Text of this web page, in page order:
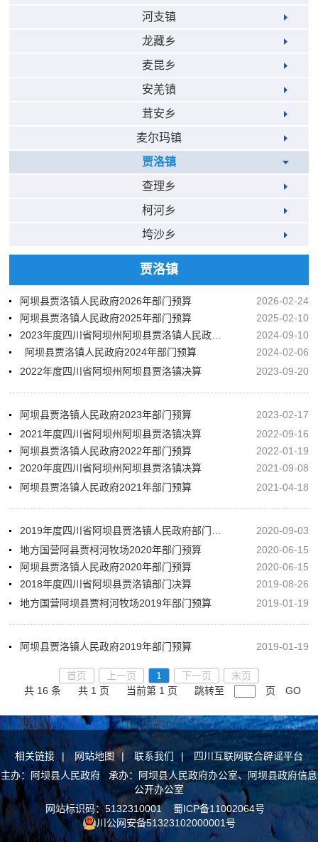
河支镇
龙藏乡
麦昆乡
安羌镇
茸安乡
麦尔玛镇
贾洛镇
查理乡
柯河乡
垮沙乡
贾洛镇
阿坝县贾洛镇人民政府2026年部门预算
2026-02-24
阿坝县贾洛镇人民政府2025年部门预算
2025-02-10
2024-09-10
阿坝县贾洛镇人民政府2024年部门预算
2024-02-06
2022年度四川省阿坝州阿坝县贾洛镇决算
2023-09-20
阿坝县贾洛镇人民政府2023年部门预算
2023-02-17
2021年度四川省阿坝州阿坝县贾洛镇决算
2022-09-16
阿坝县贾洛镇人民政府2022年部门预算
2022-01-19
2020年度四川省阿坝州阿坝县贾洛镇决算
2021-09-08
阿坝县贾洛镇人民政府2021年部门预算
2021-04-18
2020-09-03
地方国营阿县贾柯河牧场2020年部门预算
2020-06-15
阿坝县贾洛镇人民政府2020年部门预算
2020-06-15
2018年度四川省阿坝县贾洛镇部门决算
2019-08-26
地方国营阿坝县贾柯河牧场2019年部门预算
2019-01-19
阿坝县贾洛镇人民政府2019年部门预算 2019-01-19
首页 上一页 1 下一页
末页
共 16 条
共 1 页 当前第 1 页 跳转至 页 GO
相关链接 | 网站地图 | 联系我们 |
四川互联网联合辟谣平台
主办：阿坝县人民政府 承办：阿坝县人民政府办公室、阿坝县政府信息
公开办公室
网站标识码：5132310001 蜀ICP备11002064号
川公网安备51323102000001号